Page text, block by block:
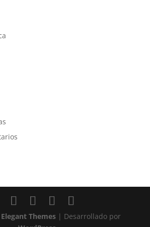
Elegant Themes| Desarrollado por